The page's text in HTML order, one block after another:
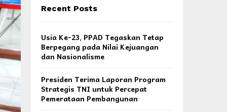
Recent Posts
Usia Ke-23, PPAD Tegaskan Tetap
Berpegang pada Nilai Kejuangan
dan Nasionalisme
Presiden Terima Laporan Program
Strategis TNI untuk Percepat
Pemerataan Pembangunan